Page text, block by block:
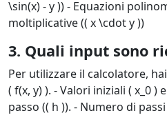
\sin(x) - y )) - Equazioni
moltiplicative (( x \cdot y ))
3. Quali input sono
Per utilizzare il calcolatore,
( f(x, y) ). - Valori iniziali ( x_0 )
passo (( h )). - Numero di passi